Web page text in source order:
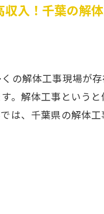
入！千葉の解
の解体工事現場が
。解体工事という
は、千葉県の解体